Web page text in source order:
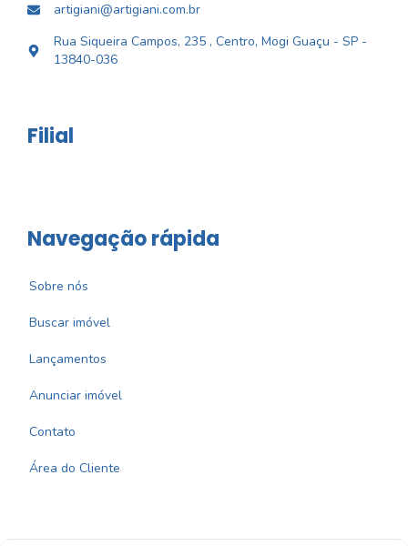
artigiani@artigiani.com.br
Rua Siqueira Campos, 235 , Centro, Mogi Guaçu - SP -
13840-036
Filial
Navegação rápida
Sobre nós
Buscar imóvel
Lançamentos
Anunciar imóvel
Contato
Área do Cliente